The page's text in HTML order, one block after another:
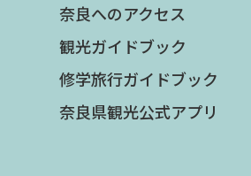
奈良へのアクセス
観光ガイドブック
修学旅行ガイドブック
奈良県観光公式アプリ